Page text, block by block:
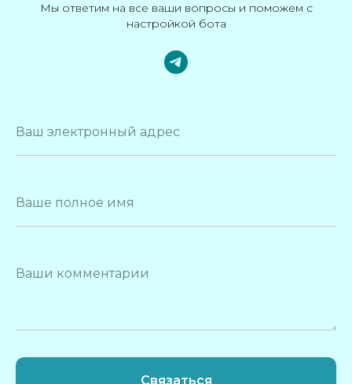
Мы ответим на все ваши вопросы и поможем с
настройкой бота
Ваш электронный адрес
Ваше полное имя
Ваши комментарии
Связаться